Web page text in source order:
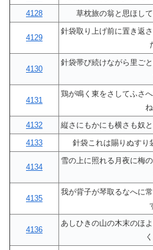
4128
草枕旅の翁と思ほし
4129
針袋取り上げ前に置き返
4130
針袋帯び続けながら里ご
4131
鶏が鳴く東をさしてふさ
4132
縦さにもかにも横さも奴
4133
針袋これは賜りぬすり
4134
雪の上に照れる月夜に梅
4135
我が背子が琴取るなへに
4136
あしひきの山の木末のほ